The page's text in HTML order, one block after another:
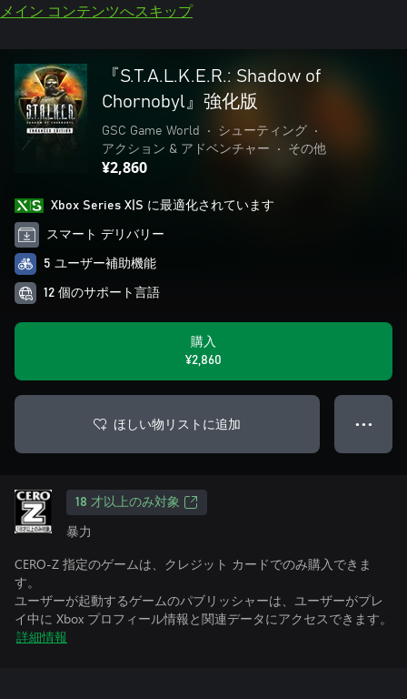
メイン コンテンツへスキップ
『S.T.A.L.K.E.R.: Shadow of
Chornobyl』強化版
GSC Game World • シューティング
•
アクション & アドベンチャー
• その他
¥2,860
Xbox Series X|S に最適化されています
スマート デリバリー
5 ユーザー補助機能
12 個のサポート言語
購入
¥2,860
ほしい物リストに追加 ● ● ●
18 才以上のみ対象
暴力
CERO-Z 指定のゲームは、クレジット カードでのみ購入できま
す。
ユーザーが起動するゲームのパブリッシャーは、ユーザーがプレ
イ中に Xbox プロフィール情報と関連データにアクセスできます。
詳細情報